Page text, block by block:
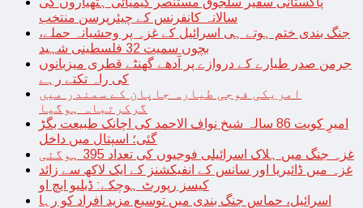
سالانہ کانفرنس کے چیئرپرسن منتخب
جنگ بندی ختم ہوتے ہی اسرائیل کے غزہ پر وحشیانہ حملے،
بچوں سمیت 32 فلسطینی شہید
جرمن صدر طیارے کے دروازے پر آدھے گھنٹے قطری میزبانوں
کی راہ تکتے رہے
امریکی فوجی طیارہ جاپان کے سمندر میں
گرکرتباہ ہوگیا
امیرِ کویت 86 سالہ شیخ نواف الاحمد کی اچانک طبیعت بگڑ
گئی؛ اسپتال میں داخل
غزہ جنگ میں ہلاک اسرائیلی فوجیوں کی تعداد 395 ہوگئی
غزہ میں ڈائیریا اور سانس کے انفیکشنز کے ایک لاکھ سے زائد
کیسز رپورٹ ہوچکے: ڈبلیو ایچ او
اسرائیل، حماس جنگ بندی میں توسیع مزید افراد کو رہا